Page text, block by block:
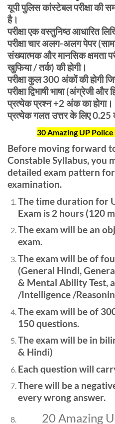
यूपी पुलिस कांस्टेबल परीक्षा
है।
परीक्षा एक वस्तुनिष्ठ आधारित
परीक्षा चार अलग-अलग पेपर
संख्यात्मक और मानसिक क्षमता
खुफिया / तर्क) की होगी।
परीक्षा कुल 300 अंकों की होगी
परीक्षा द्विभाषी भाषा (अंग्रेजी और
प्रत्येक प्रश्न +2 अंक का होगा।
प्रत्येक गलत उत्तर के लिए 0.25
30 Amazing UP
Before moving forward
Constable Syllabus, you
detailed exam pattern
examination.
The time duration for
Exam is 2 hours (120
The exam will be an
exam.
The exam will be of
(General Hindi,
& Mental Ability Test,
/Intelligence /
The exam will be of
150 questions.
The exam will be in
& Hindi)
Each question will
There will be a
every wrong answer.
20 Amazing